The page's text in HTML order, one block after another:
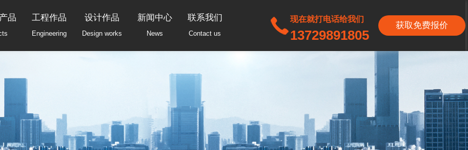
获取免费报价
现在就打电话给我们
13729891805
品 工程作品
Engineering
设计作品
Design works
新闻中心
News
联系我们
Contact us